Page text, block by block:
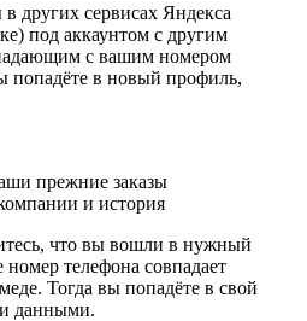
других сервисах Яндекса
под аккаунтом с другим
с вашим номером
попадёте в новый профиль,
прежние заказы
и история
что вы вошли в нужный
телефона совпадает
Тогда вы попадёте в свой
данными.